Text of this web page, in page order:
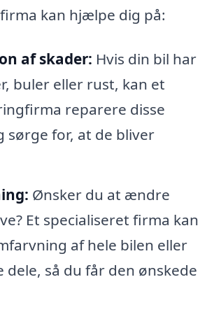
kan hjælpe dig på:
af skader: Hvis din bil har
buler eller rust, kan et
reparere disse
sørge for, at de bliver
Ønsker du at ændre
Et specialiseret firma kan
af hele bilen eller
dele, så du får den ønskede